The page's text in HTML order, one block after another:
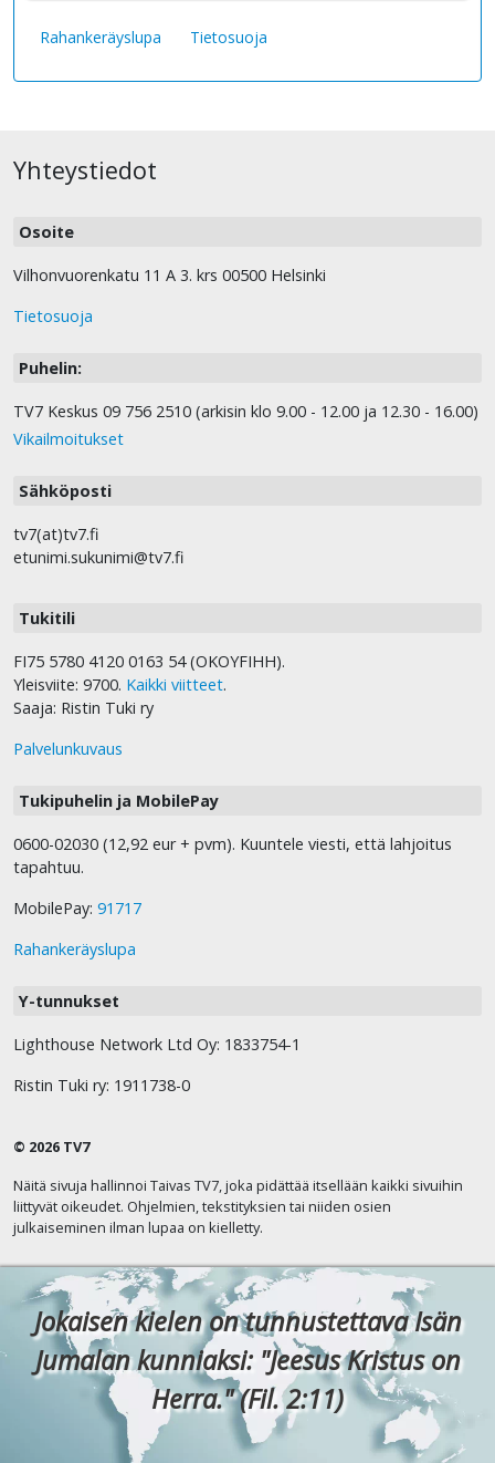
Rahankeräyslupa Tietosuoja
Yhteystiedot
Osoite
Vilhonvuorenkatu 11 A 3. krs 00500 Helsinki
Tietosuoja
Puhelin:
TV7 Keskus 09 756 2510 (arkisin klo 9.00 - 12.00 ja 12.30 - 16.00)
Vikailmoitukset
Sähköposti
tv7(at)tv7.fi
etunimi.sukunimi@tv7.fi
Tukitili
FI75 5780 4120 0163 54 (OKOYFIHH).
Yleisviite: 9700. Kaikki viitteet.
Saaja: Ristin Tuki ry
Palvelunkuvaus
Tukipuhelin ja MobilePay
0600-02030 (12,92 eur + pvm). Kuuntele viesti, että lahjoitus
tapahtuu.
MobilePay: 91717
Rahankeräyslupa
Y-tunnukset
Lighthouse Network Ltd Oy: 1833754-1
Ristin Tuki ry: 1911738-0
© 2026 TV7
Näitä sivuja hallinnoi Taivas TV7, joka pidättää itsellään kaikki sivuihin
liittyvät oikeudet. Ohjelmien, tekstityksien tai niiden osien
julkaiseminen ilman lupaa on kielletty.
Jokaisen kielen on tunnustettava Isän
Jumalan kunniaksi: "Jeesus Kristus on
Herra." (Fil. 2:11)